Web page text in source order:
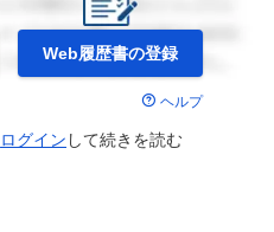
Web履歴書の登録
ヘルプ
ログイン して続きを読む